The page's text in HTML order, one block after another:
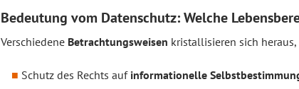
Bedeutung vom Datenschutz: Welche
Verschiedene Betrachtungsweisen kristallisieren sich
Schutz des Rechts auf informationelle